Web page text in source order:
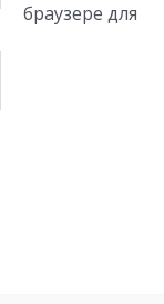
браузере для